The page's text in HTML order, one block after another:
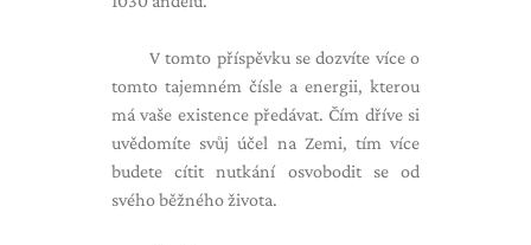
V tomto příspěvku se dozvíte více o
tomto tajemném čísle a energii, kterou
má vaše existence předávat. Čím dříve si
uvědomíte svůj účel na Zemi, tím více
budete cítit nutkání osvobodit se od
svého běžného života.